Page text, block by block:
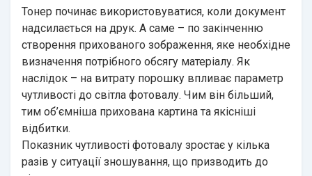
Тонер починає використовуватися, коли документ
надсилається на друк. А саме – по закінченню
створення прихованого зображення, яке необхідне
визначення потрібного обсягу матеріалу. Як
наслідок – на витрату порошку впливає параметр
чутливості до світла фотовалу. Чим він більший,
тим об’ємніша прихована картина та якісніші
відбитки.
Показник чутливості фотовалу зростає у кілька
разів у ситуації зношування, що призводить до